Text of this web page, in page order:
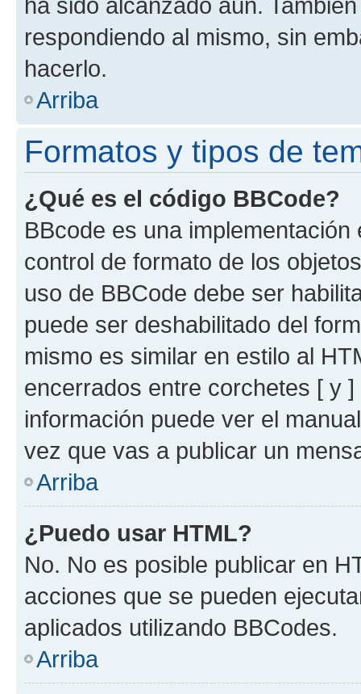
respondiendo al mismo, sin
hacerlo.
Arriba
Formatos y tipos de
¿Qué es el código BBCode?
BBcode es una
control de formato de los
uso de BBCode debe ser
puede ser deshabilitado del
mismo es similar en estilo al
encerrados entre corchetes [ y
información puede ver el
vez que vas a publicar un
Arriba
¿Puedo usar HTML?
No. No es posible publicar en
acciones que se pueden
aplicados utilizando BBCodes.
Arriba